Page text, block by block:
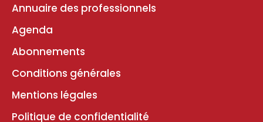
Annuaire des professionnels
Agenda
Abonnements
Conditions générales
Mentions légales
Politique de confidentialité